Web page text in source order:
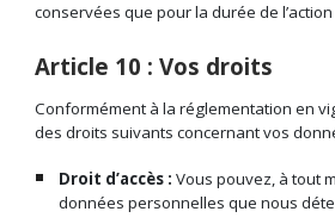
conservées que pour la durée de
Article 10 : Vos droits
Conformément à la réglementation en
des droits suivants concernant vos
Droit d’accès :Vous pouvez, à tout
données personnelles que nous